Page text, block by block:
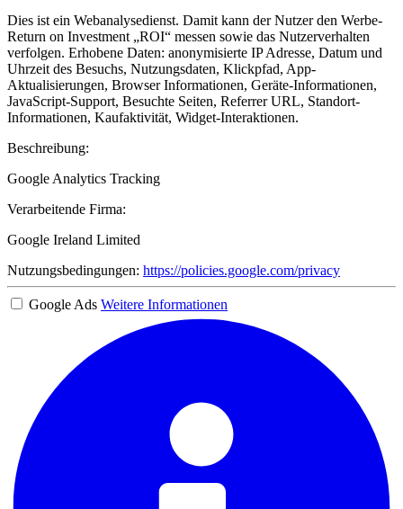
Dies ist ein Webanalysedienst. Damit kann der Nutzer den Werbe-
Return on Investment „ROI“ messen sowie das Nutzerverhalten
verfolgen. Erhobene Daten: anonymisierte IP Adresse, Datum und
Uhrzeit des Besuchs, Nutzungsdaten, Klickpfad, App-
Aktualisierungen, Browser Informationen, Geräte-Informationen,
JavaScript-Support, Besuchte Seiten, Referrer URL, Standort-
Informationen, Kaufaktivität, Widget-Interaktionen.
Beschreibung:
Google Analytics Tracking
Verarbeitende Firma:
Google Ireland Limited
Nutzungsbedingungen: https://policies.google.com/privacy
Google Ads Weitere Informationen